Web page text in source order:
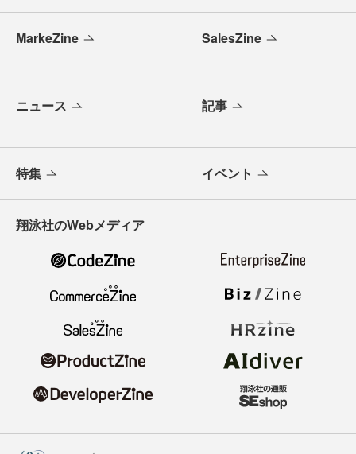
MarkeZine SalesZine
ニュース 記事
特集 イベント
翔泳社のWebメディア